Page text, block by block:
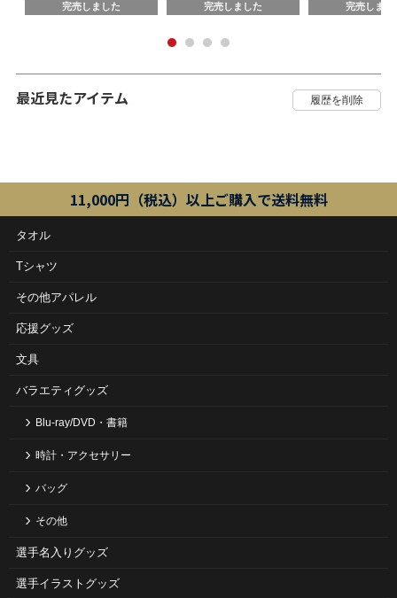
完売しました 完売しました 完売しまし
最近見たアイテム
11,000円（税込）以上ご購入で送料無料
タオル
Tシャツ
その他アパレル
応援グッズ
文具
バラエティグッズ
Blu-ray/DVD・書籍
時計・アクセサリー
バッグ
その他
選手名入りグッズ
選手イラストグッズ